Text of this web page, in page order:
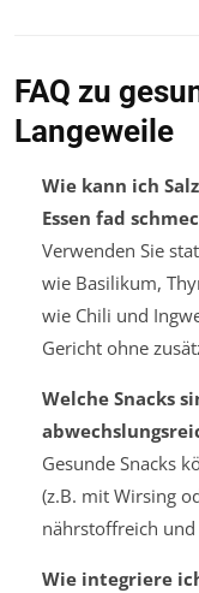
FAQ zu
Langeweile
Wie kann ich
Essen fad
Verwenden Sie
wie Basilikum,
wie Chili und
Gericht ohne
Welche Snacks
Gesunde Snacks
(z.B. mit Wirsing
nährstoffreich
Wie integriere